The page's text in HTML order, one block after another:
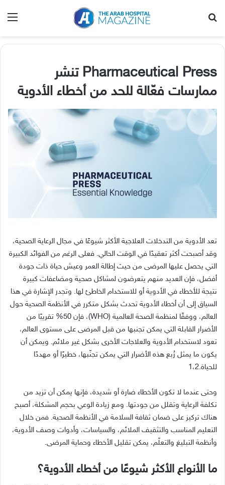
Pharmaceutical Press تنشر
ممارسات فعّالة للحد من أخطاء الأدوية
تعد الأدوية من التدخلات العلاجية الأكثر شيوعًا في مجال الرعاية الصحية،
وقد أصبحت أكثر تعقيدًا في الوقت الحالي. فعلى الرغم من الفوائد الكبيرة
التي يحصل عليها المرضى من حيث إطالة العمر وعيش حياة ذات جودة
أفضل، فإن العديد منهم يتعرضون لمشاكل صحية ومضاعفات كبيرة
نتيجة للأخطاء في الأدوية أو للاستخدام الخاطئ لها. وتجدر الإشارة في هذا
السياق إلى أن أخطاء الأدوية تحدث بشكل متكرر في الأنظمة الصحية حول
العالم، ووفقًا لمنظمة الصحة العالمية (WHO) ، فإن
تقريبًا من
الأضرار القابلة التي يمكن تجنبها من قبل المرضى على مستوى العالم،
تعود لاستخدام الأدوية والعلاجات الأخرى بشكل غير ملائم. ويمكن أن
يكون ما يمثل رُبع هذه الأضرار التي يمكن تجنّبها، خطيرًا أو مهددًا
للحياة.1 ،2
وحتى عندما لا تكون الأخطاء ضارة أو شديدة، فإنها يمكن أن تزيد من
تكلفة الرعاية وتقلل من جودتها. ومع زيادة الوعي بحجم المشكلة، أصبح
هناك تركيز على ضمان ثقافة السلامة في الأنظمة الصحية. فمن خلال
التعليم المناسب والتثقيف الملائم، والسياسات، وأدوات وصف الأدوية،
وأنظمة التبليغ والتعلّم، يمكن تقليل الأخطاء وحماية المرضى.
ما الأنواع الأكثر شيوعًا من أخطاء الأدوية؟